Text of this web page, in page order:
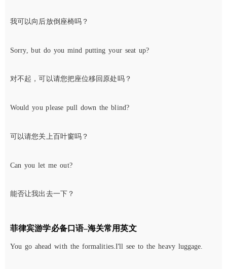
我可以向后放倒座椅吗？
Sorry, but do you mind putting your seat up?
对不起，可以请您把座位移回原处吗？
Would you please pull down the blind?
可以请您关上百叶窗吗？
Can you let me out?
能否让我出去一下？
菲律宾游学必备口语–海关常用英文
You go ahead with the formalities.I’ll see to the heavy luggage.